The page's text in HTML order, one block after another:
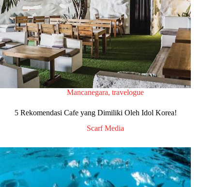
Mancanegara, travelogue
5 Rekomendasi Cafe yang Dimiliki Oleh Idol Korea!
Scarf Media